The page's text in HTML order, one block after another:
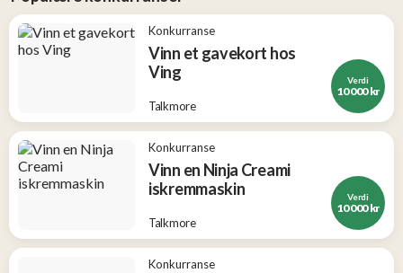
Konkurranse
Vinn et gavekort hos
Ving
Talkmore
Verdi
10 000 kr
Konkurranse
Vinn en Ninja Creami
iskremmaskin
Talkmore
Verdi
10 000 kr
Konkurranse